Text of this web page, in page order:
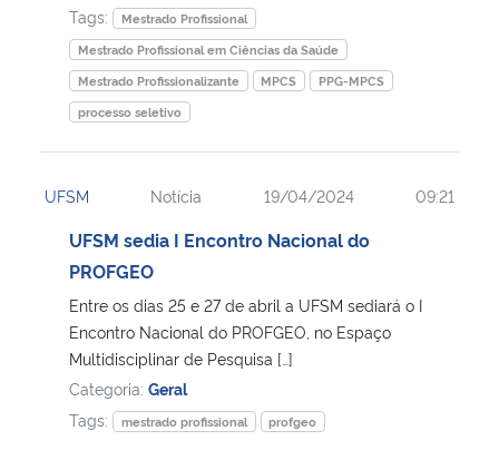
Tags:
Mestrado Profissional
Mestrado Profissional em Ciências da Saúde
Mestrado Profissionalizante
MPCS
PPG-MPCS
processo seletivo
UFSM Notícia 19/04/2024 09:21
UFSM sedia I Encontro Nacional do
PROFGEO
Entre os dias 25 e 27 de abril a UFSM sediará o I
Encontro Nacional do PROFGEO, no Espaço
Multidisciplinar de Pesquisa […]
Categoria: Geral
Tags:
mestrado profissional profgeo